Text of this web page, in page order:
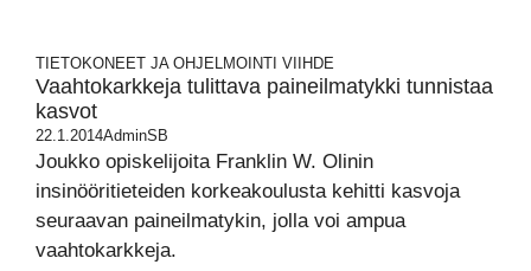
TIETOKONEET JA OHJELMOINTI VIIHDE
Vaahtokarkkeja tulittava paineilmatykki tunnistaa
kasvot
22.1.2014AdminSB
Joukko opiskelijoita Franklin W. Olinin
insinööritieteiden korkeakoulusta kehitti kasvoja
seuraavan paineilmatykin, jolla voi ampua
vaahtokarkkeja.